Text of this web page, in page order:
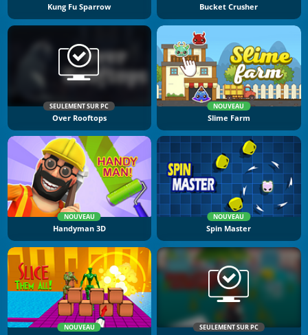
Kung Fu Sparrow Bucket Crusher
SEULEMENT SUR PC
Over Rooftops
NOUVEAU
Slime Farm
NOUVEAU
Handyman 3D
NOUVEAU
Spin Master
NOUVEAU SEULEMENT SUR PC